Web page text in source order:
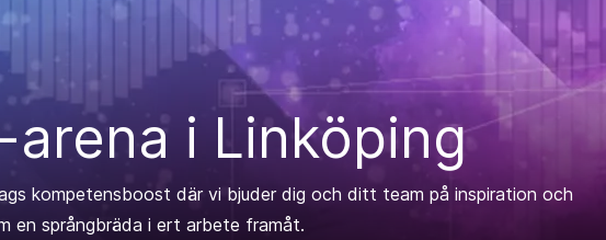
arena i Linköping
kompetensboost där vi bjuder dig och ditt team på inspiration och
en språngbräda i ert arbete framåt.